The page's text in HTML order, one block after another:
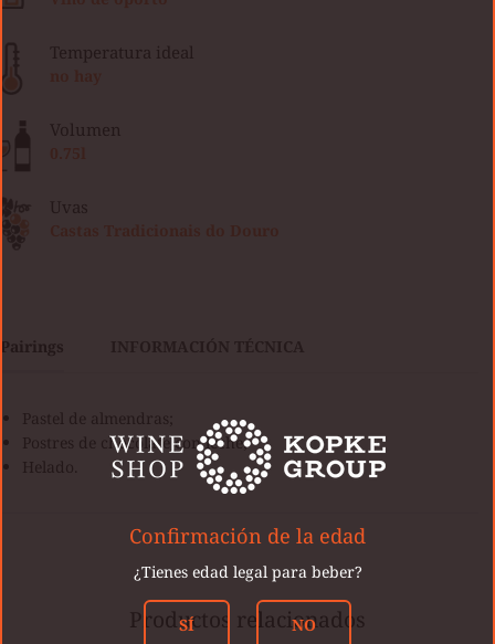
Temperatura ideal
Volumen
Uvas
Pairings
Pastel de almendras;
Postres de chocolate con leche;
Helado.
Productos relacionados
Confirmación de la edad
¿Tienes edad legal para beber?
SÍ NO